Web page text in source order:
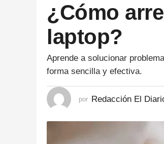
a
ñ
s
d
s
¿Cómo
laptop?
Aprende a solucionar
forma sencilla y efectiva.
por Redacción El